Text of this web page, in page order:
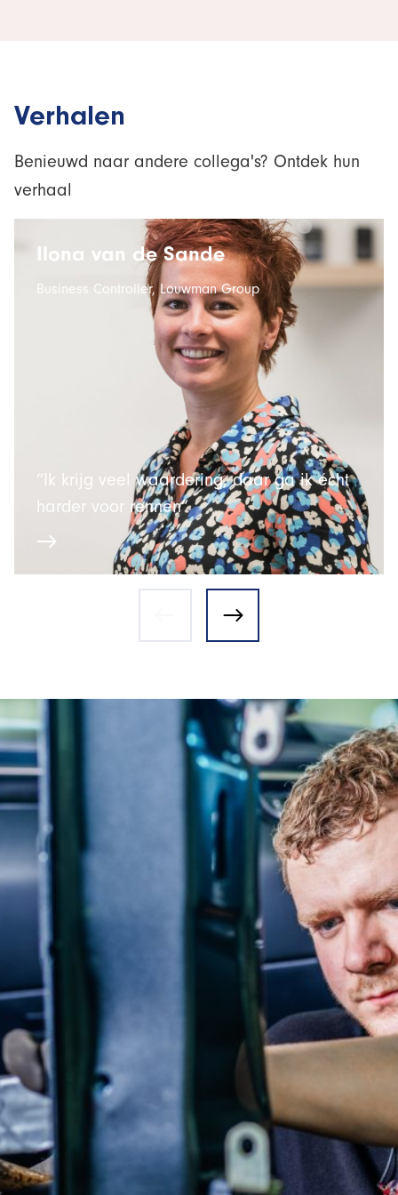
Verhalen
Benieuwd naar andere collega's? Ontdek hun
verhaal
Ilona van de Sande
Business Controller, Louwman Group
“Ik krijg veel waardering, daar ga ik écht
harder voor rennen”